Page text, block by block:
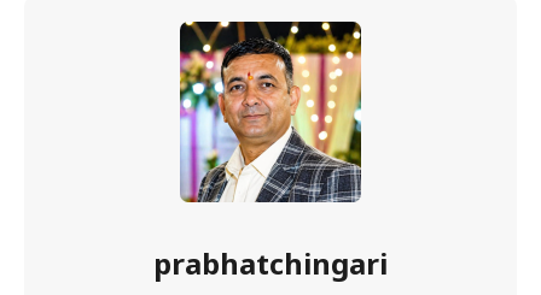
prabhatchingari